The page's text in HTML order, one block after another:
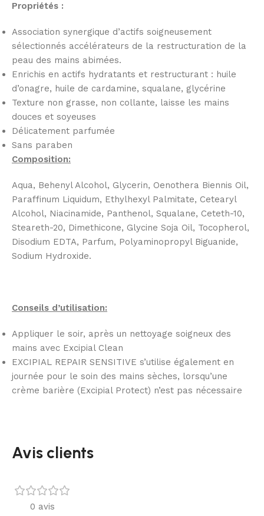
Propriétés :
Association synergique d’actifs soigneusement
sélectionnés accélérateurs de la restructuration de la
peau des mains abimées.
Enrichis en actifs hydratants et restructurant : huile
d’onagre, huile de cardamine, squalane, glycérine
Texture non grasse, non collante, laisse les mains
douces et soyeuses
Délicatement parfumée
Sans paraben
Composition:
Aqua, Behenyl Alcohol, Glycerin, Oenothera Biennis Oil,
Paraffinum Liquidum, Ethylhexyl Palmitate, Cetearyl
Alcohol, Niacinamide, Panthenol, Squalane, Ceteth-10,
Steareth-20, Dimethicone, Glycine Soja Oil, Tocopherol,
Disodium EDTA, Parfum, Polyaminopropyl Biguanide,
Sodium Hydroxide.
Conseils d’utilisation:
Appliquer le soir, après un nettoyage soigneux des
mains avec Excipial Clean
EXCIPIAL REPAIR SENSITIVE s’utilise également en
journée pour le soin des mains sèches, lorsqu’une
crème barière (Excipial Protect) n’est pas nécessaire
Avis clients
0 avis